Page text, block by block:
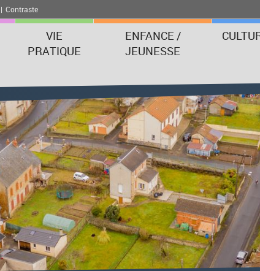
| Contraste
VIE
PRATIQUE
ENFANCE /
JEUNESSE